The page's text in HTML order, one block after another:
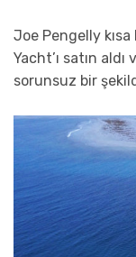
Joe Pengelly
Yacht’ı satın
sorunsuz bir